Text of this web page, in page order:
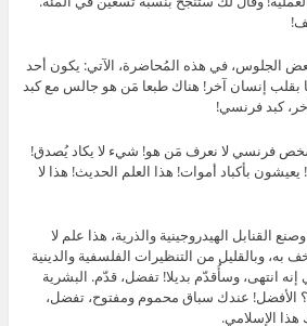
الجلوس، في هذه المُحاضرة، الآتي: يكون أحد
بقلب إنسان آخر! هناك طبعا مَن هو جالس مع كبد
كبد فرنسي!
شخص فرنسي لا نعرف مَن هو! شيء لا يكاد يُصدق!
بأكباد أموات! هذا العلم الحديث! هذا لا
القنابل الهيدروجينية والذرية، هذا علم لا
به، وبالقليل من التنظيرات الفلسفية والدينية
إنه انتهى، وسأُقدّم بديلا! تفضل، قدّم. البشرية
الأفضل! عندك سباق محموم ومفتوح، تفضل،
الإسلامي.